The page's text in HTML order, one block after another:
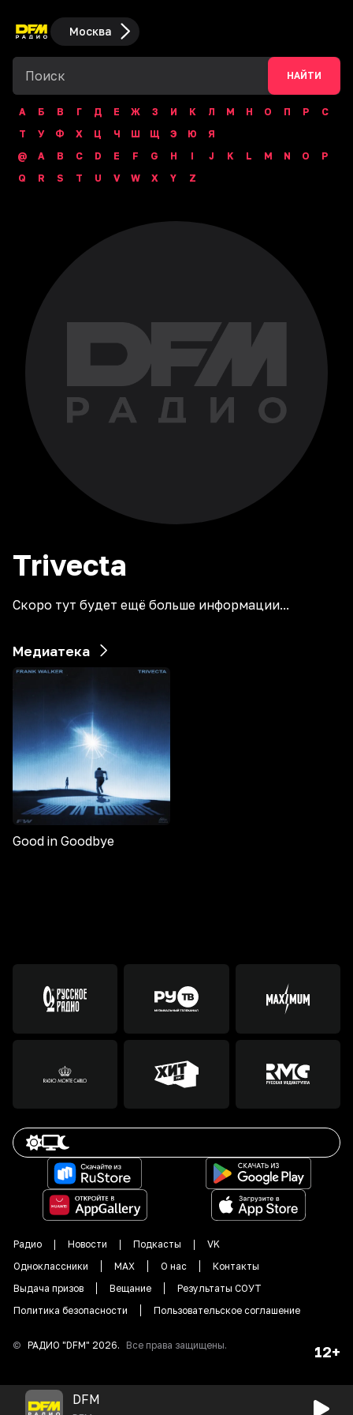
Москва
НАЙТИ
А Б В Г Д Е Ж З И К Л М Н О П Р
С
Т
У Ф Х Ц Ч Ш Щ Э Ю
Я
@
A B C D E F G H I J K L M N O
P
Q
R S T U V W X Y Z
Trivecta
Скоро тут будет ещё больше информации...
Медиатека
Good in Goodbye
Радио Новости Подкасты
VK
Одноклассники
MAX О нас
Контакты
Выдача призов
Вещание
Результаты СОУТ
Политика безопасности
Пользовательское соглашение
© РАДИО "DFM" 2026. Все права защищены. 12+
DFM